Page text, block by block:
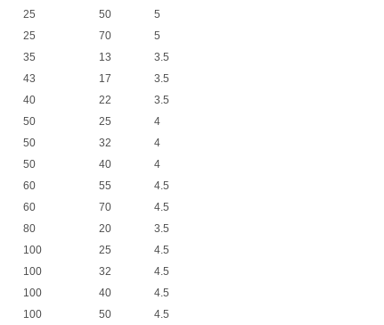
25 50
5
25 70
5
35 13
3.5
43 17
3.5
40 22
3.5
50 25
4
50 32
4
50 40
4
60 55
4.5
60 70
4.5
80 20
3.5
100 25
4.5
100 32
4.5
100 40
4.5
100 50
4.5